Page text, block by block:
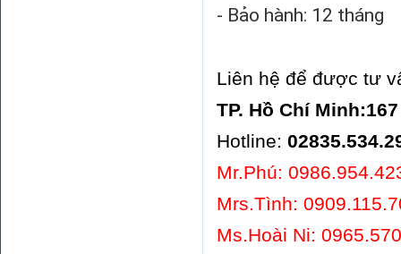
- Bảo hành: 12 tháng
Liên hệ để được tư
TP. Hồ Chí
Hotline:
Mr.Phú:
Mrs.Tình:
Ms.Hoài Ni: